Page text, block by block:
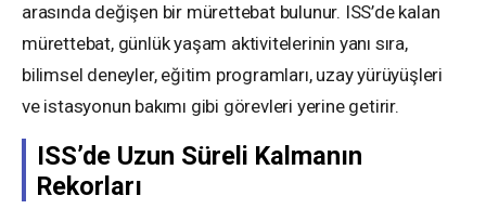
arasında değişen bir mürettebat bulunur. ISS’de kalan
mürettebat, günlük yaşam aktivitelerinin yanı sıra,
bilimsel deneyler, eğitim programları, uzay yürüyüşleri
ve istasyonun bakımı gibi görevleri yerine getirir.
ISS’de Uzun Süreli Kalmanın
Rekorları